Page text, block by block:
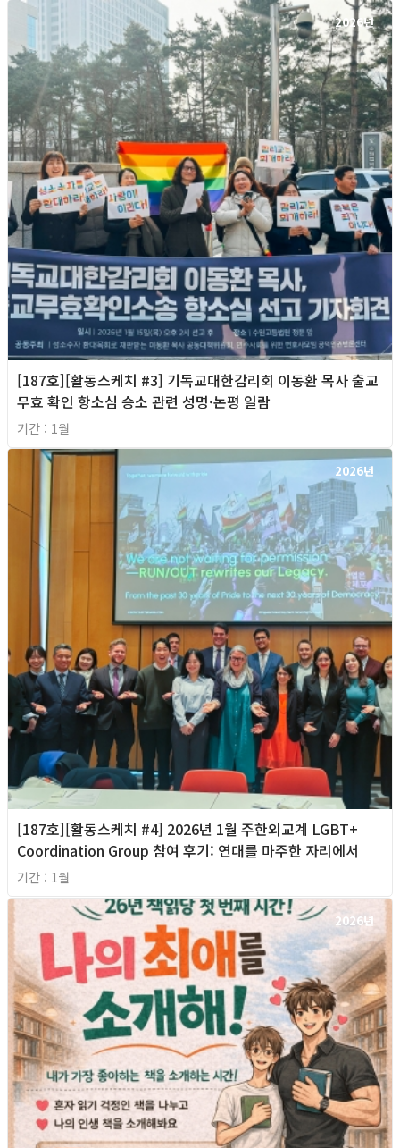
2026년
[187호][활동스케치 #3] 기독교대한감리회 이동환 목사 출교
무효 확인 항소심 승소 관련 성명·논평 일람
기간 : 1월
2026년
[187호][활동스케치 #4] 2026년 1월 주한외교계 LGBT+
Coordination Group 참여 후기: 연대를 마주한 자리에서
기간 : 1월
2026년